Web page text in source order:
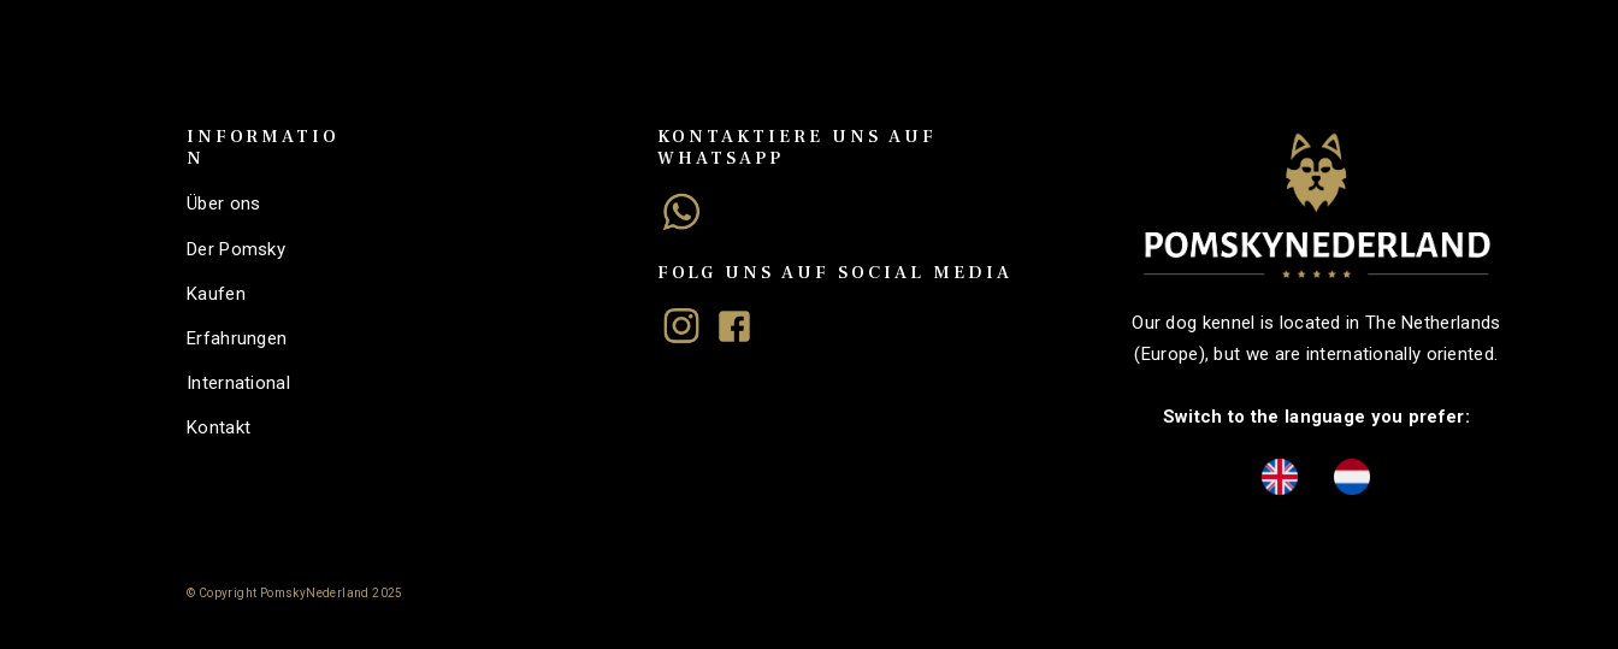
INFORMATIO
N
Über ons
Der Pomsky
Kaufen
Erfahrungen
International
Kontakt
KONTAKTIERE UNS AUF
WHATSAPP
FOLG UNS AUF SOCIAL MEDIA
Our dog kennel is located in The Netherlands
(Europe), but we are internationally oriented.
Switch to the language you prefer:
© Copyright PomskyNederland 2025